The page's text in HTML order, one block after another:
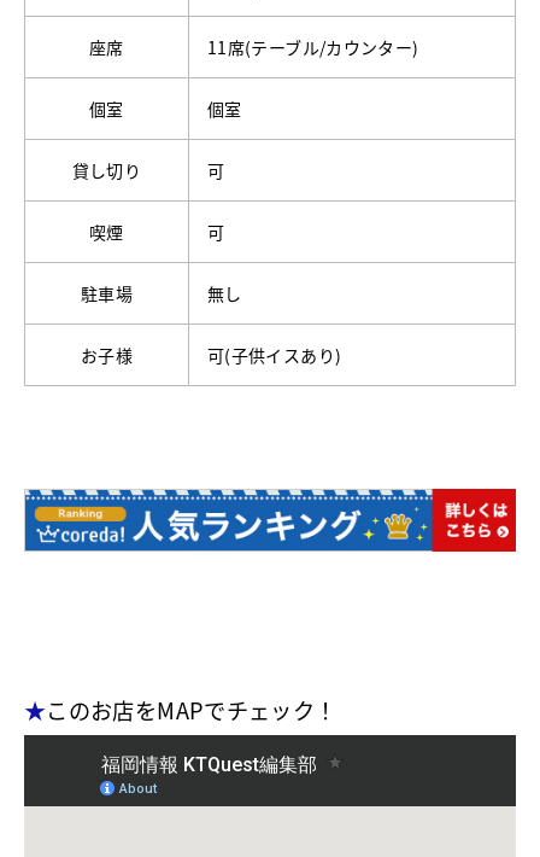
座席 11席(テーブル/カウンター)
個室 個室
貸し切り 可
喫煙 可
駐車場 無し
お子様 可(子供イスあり)
★このお店をMAPでチェック！